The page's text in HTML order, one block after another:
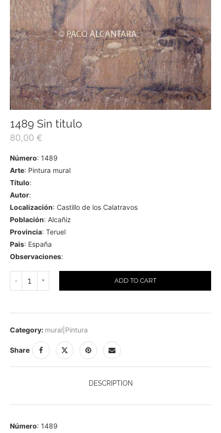
1489 Sin titulo
80,00 €
Número: 1489
Arte: Pintura mural
Título:
Autor:
Localización: Castillo de los Calatravos
Población: Alcañiz
Provincia: Teruel
Pais: España
Observaciones:
ADD TO CART
Category: mural|Pintura
Share
DESCRIPTION
Número: 1489